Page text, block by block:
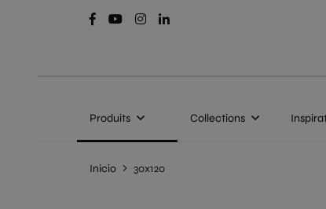
Produits Collections
Inicio 30x120